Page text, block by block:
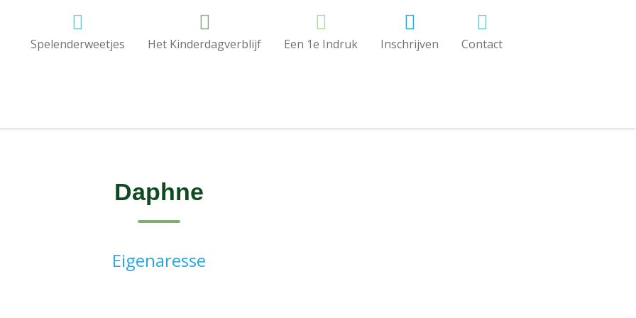
Spelenderweetjes Het Kinderdagverblijf Een 1e Indruk Inschrijven Contact
Daphne
Eigenaresse